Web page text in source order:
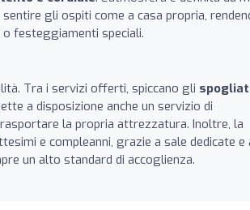
gli ospiti come a casa propria,
festeggiamenti speciali.
Tra i servizi offerti, spiccano gli
a disposizione anche un servizio di
la propria attrezzatura. Inoltre, la
e compleanni, grazie a sale dedicate e
un alto standard di accoglienza.